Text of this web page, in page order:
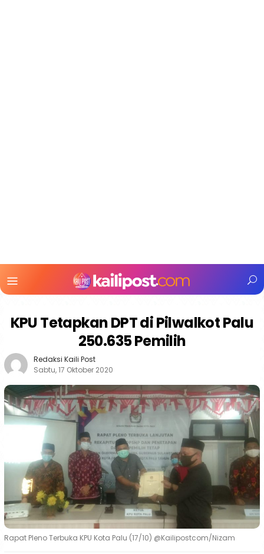
Mobile
KPU Tetapkan DPT di Pilwalkot Palu
250.635 Pemilih
Redaksi Kaili Post
Sabtu, 17 Oktober 2020
Rapat Pleno Terbuka KPU Kota Palu (17/10) @Kailipostcom/Nizam